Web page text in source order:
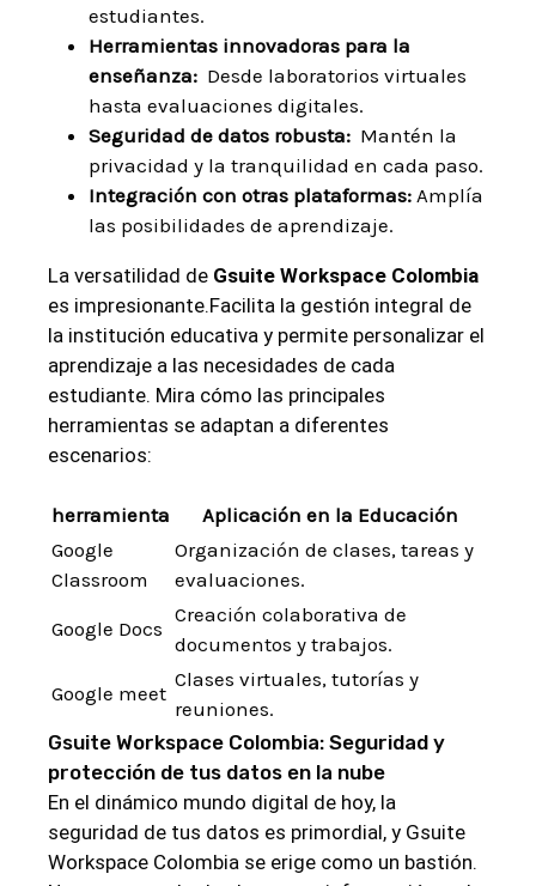
estudiantes.
Herramientas​ innovadoras para la
‌enseñanza: ⁢ Desde laboratorios ⁣virtuales
hasta evaluaciones digitales.
Seguridad de datos robusta: ⁣ Mantén la​
privacidad y la tranquilidad en‌ cada paso.
Integración con⁣ otras plataformas: Amplía
las ‌posibilidades de aprendizaje.
La‍ versatilidad de Gsuite Workspace Colombia
es impresionante.Facilita la gestión ⁣integral de
la institución educativa y permite personalizar el
aprendizaje ‍a‌ las necesidades de cada​
estudiante. Mira cómo​ las principales
⁣herramientas se ⁢adaptan a diferentes
escenarios:
herramienta
Aplicación‌ en la Educación
Google
Classroom
Organización⁣ de ​clases, tareas y‌
evaluaciones.
Google Docs
Creación colaborativa de
documentos y ‍trabajos.
Google meet
Clases virtuales, tutorías y
reuniones.
Gsuite Workspace Colombia:‌ Seguridad y
protección ​de tus datos en la⁣ nube
En el dinámico‍ mundo‍ digital​ de hoy, la
seguridad ​de tus datos es primordial, y Gsuite
Workspace Colombia ⁤se erige como ​un‌ bastión.